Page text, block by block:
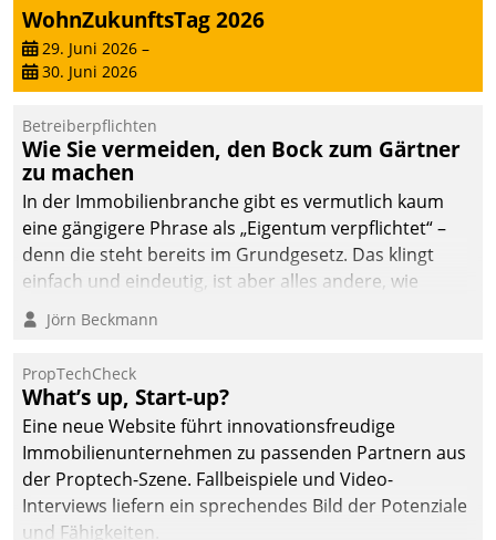
WohnZukunftsTag 2026
29. Juni 2026 –
30. Juni 2026
Betreiberpflichten
Wie Sie vermeiden, den Bock zum Gärtner
zu machen
In der Immobilienbranche gibt es vermutlich kaum
eine gängigere Phrase als „Eigentum verpflichtet“ –
denn die steht bereits im Grundgesetz. Das klingt
einfach und eindeutig, ist aber alles andere, wie
Branchenbeschäftigte wissen. Denn mit der
Verantwortung folgen Verpflichtungen.
Jörn Beckmann
PropTechCheck
What’s up, Start-up?
Eine neue Website führt innovationsfreudige
Immobilienunternehmen zu passenden Partnern aus
der Proptech-Szene. Fallbeispiele und Video-
Interviews liefern ein sprechendes Bild der Potenziale
und Fähigkeiten.